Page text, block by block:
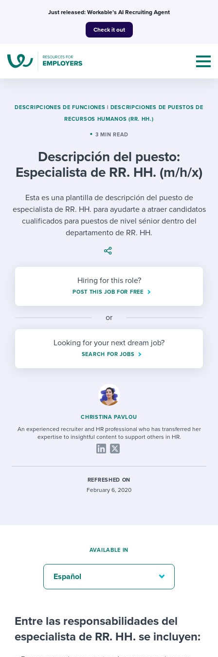
Just released: Workable’s AI Recruiting Agent
Check it out
Topics
Mobilizing AI in my work
Evaluating candidates
Working together with others
Maintaining hiring pipelines
Developing & retaining people
Ensuring compliance
Finding and attracting people
Establishing an employer brand
Candidate/employee experiences
Templates & Guides
Job description templates
Policy templates
Onboarding checklists
Step-by-step tutorials
Free ebooks & reports
HR terms
I’m a jobseeker
I WANT TO LEARN ABOUT...
Pay & benefits
Career development
Modern working life
Overall career resources
Attend webinars & events
Workable customer stories
Explore Workable
Request a demo
Start a free trial
DESCRIPCIONES DE FUNCIONES | DESCRIPCIONES DE PUESTOS DE
RECURSOS HUMANOS (RR. HH.)
3 MIN READ
Descripción del puesto:
Especialista de RR. HH. (m/h/x)
Esta es una plantilla de descripción del puesto de
especialista de RR. HH. para ayudarte a atraer candidatos
cualificados para puestos de nivel sénior dentro del
departamento de RR. HH.
Hiring for this role?
POST THIS JOB FOR FREE
or
Looking for your next dream job?
SEARCH FOR JOBS
CHRISTINA PAVLOU
An experienced recruiter and HR professional who has transferred her
expertise to insightful content to support others in HR.
REFRESHED ON
February 6, 2020
Entre las responsabilidades del
especialista de RR. HH. se incluyen:
AVAILABLE IN
Español